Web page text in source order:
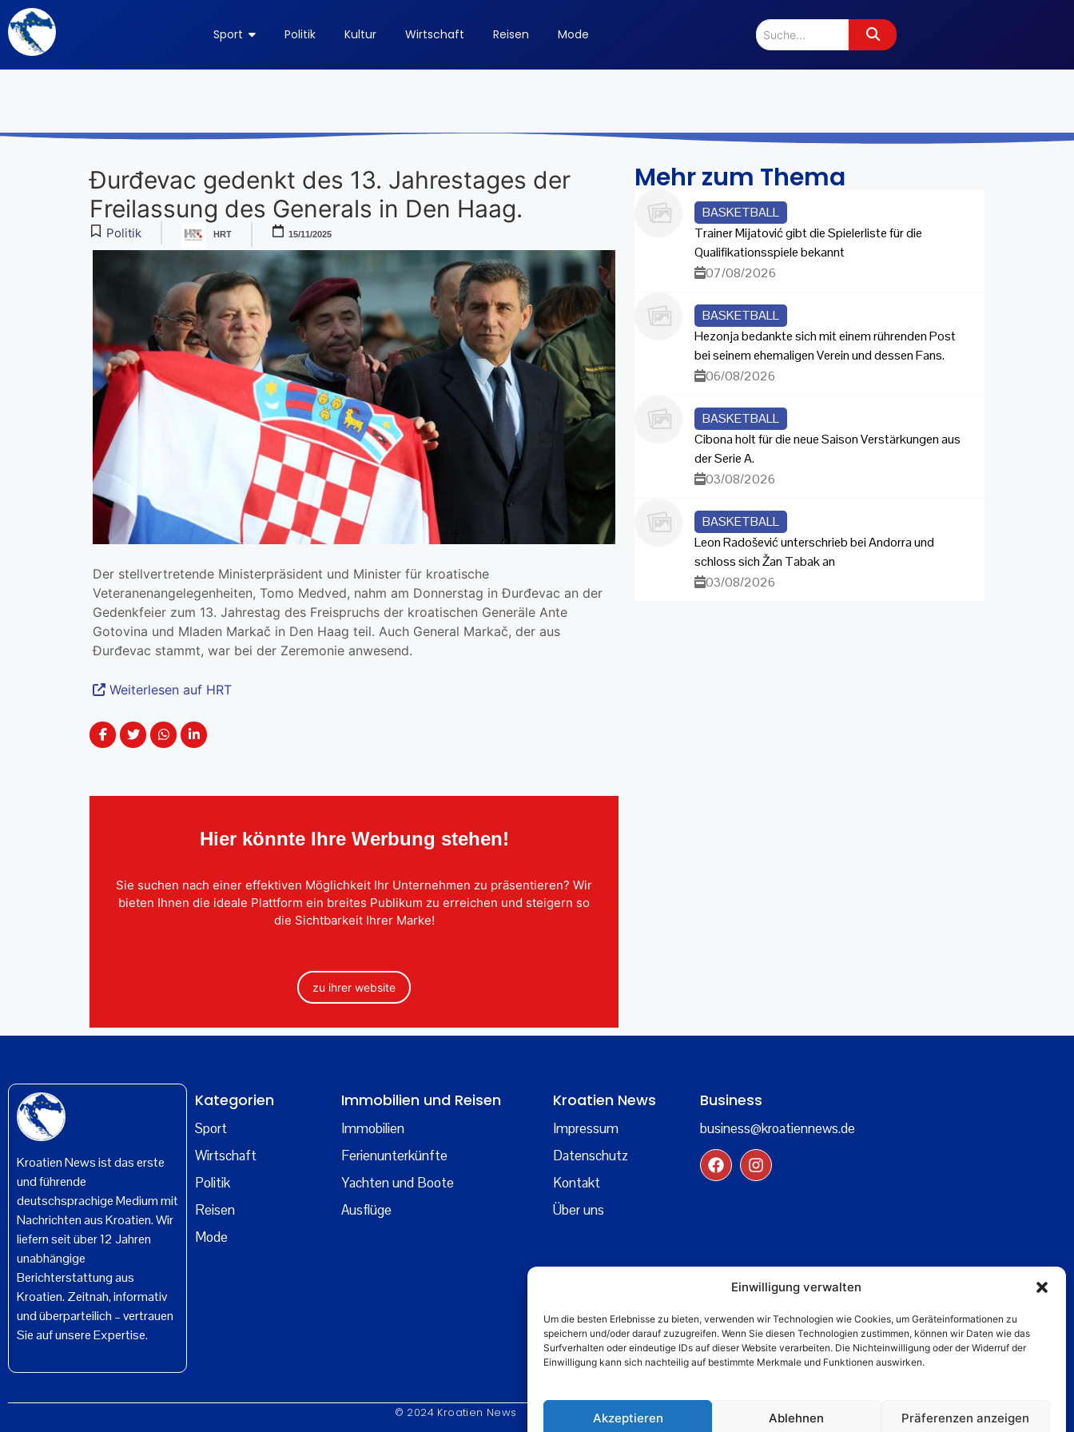
Einwilligung verwalten
Um die besten Erlebnisse zu bieten, verwenden wir Technologien wie Cookies, um Geräteinformationen zu
speichern und/oder darauf zuzugreifen. Wenn Sie diesen Technologien zustimmen, können wir Daten wie das
Surfverhalten oder eindeutige IDs auf dieser Website verarbeiten. Die Nichteinwilligung oder der Widerruf der
Einwilligung kann sich nachteilig auf bestimmte Merkmale und Funktionen auswirken.
Akzeptieren Ablehnen Präferenzen anzeigen
Sport Politik Kultur Wirtschaft Reisen Mode
Đurđevac gedenkt des 13. Jahrestages der
Freilassung des Generals in Den Haag.
Politik HRT 15/11/2025
Der stellvertretende Ministerpräsident und Minister für kroatische
Veteranenangelegenheiten, Tomo Medved, nahm am Donnerstag in Đurđevac an der
Gedenkfeier zum 13. Jahrestag des Freispruchs der kroatischen Generäle Ante
Gotovina und Mladen Markač in Den Haag teil. Auch General Markač, der aus
Đurđevac stammt, war bei der Zeremonie anwesend.
Weiterlesen auf HRT
Hier könnte Ihre Werbung stehen!
Sie suchen nach einer effektiven Möglichkeit Ihr Unternehmen zu präsentieren? Wir
bieten Ihnen die ideale Plattform ein breites Publikum zu erreichen und steigern so
die Sichtbarkeit Ihrer Marke!
zu ihrer website
Mehr zum Thema
BASKETBALL
Trainer Mijatović gibt die Spielerliste für die
Qualifikationsspiele bekannt
07/08/2026
BASKETBALL
Hezonja bedankte sich mit einem rührenden Post
bei seinem ehemaligen Verein und dessen Fans.
06/08/2026
BASKETBALL
Cibona holt für die neue Saison Verstärkungen aus
der Serie A.
03/08/2026
BASKETBALL
Leon Radošević unterschrieb bei Andorra und
schloss sich Žan Tabak an
03/08/2026
Kroatien News ist das erste
und führende
deutschsprachige Medium mit
Nachrichten aus Kroatien. Wir
liefern seit über 12 Jahren
unabhängige
Berichterstattung aus
Kroatien. Zeitnah, informativ
und überparteilich – vertrauen
Sie auf unsere Expertise.
Kategorien
Sport
Wirtschaft
Politik
Reisen
Mode
Immobilien und Reisen
Immobilien
Ferienunterkünfte
Yachten und Boote
Ausflüge
Kroatien News
Impressum
Datenschutz
Kontakt
Über uns
Business
business@kroatiennews.de
© 2024 Kroatien News